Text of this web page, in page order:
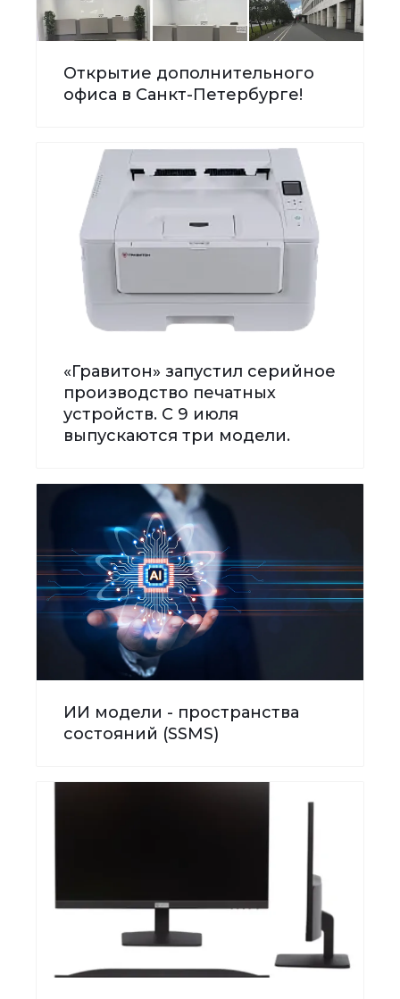
Открытие дополнительного
офиса в Санкт-Петербурге!
«Гравитон» запустил серийное
производство печатных
устройств. С 9 июля
выпускаются три модели.
ИИ модели - пространства
состояний (SSMS)